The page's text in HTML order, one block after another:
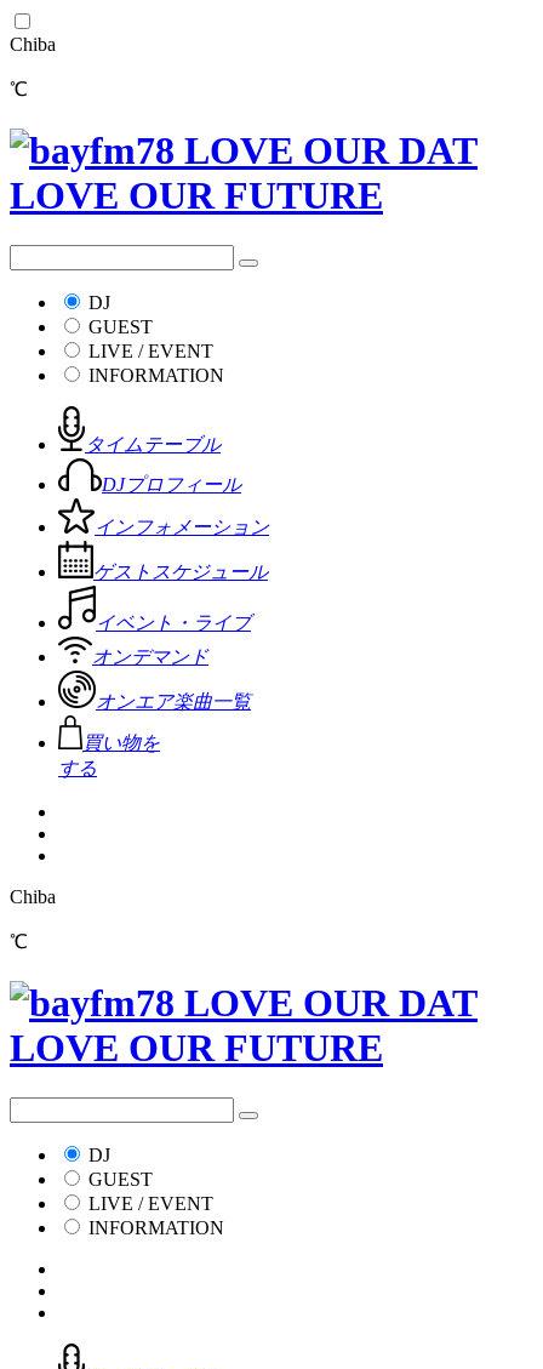
Chiba
℃
DJ
GUEST
LIVE / EVENT
INFORMATION
タイムテーブル
DJプロフィール
インフォメーション
ゲストスケジュール
イベント・ライブ
オンデマンド
オンエア楽曲一覧
買い物を
する
Chiba
℃
DJ
GUEST
LIVE / EVENT
INFORMATION